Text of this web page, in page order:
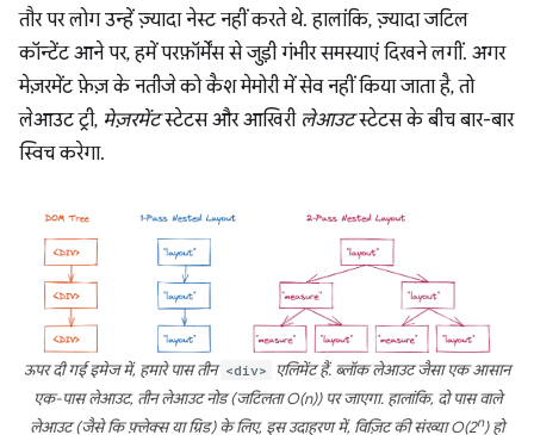
तौर पर लोग उन्हें ज़्यादा नेस्ट नहीं करते थे. हालांकि, ज़्यादा जटिल
कॉन्टेंट आने पर, हमें परफ़ॉर्मेंस से जुड़ी गंभीर समस्याएं दिखने लगीं. अगर
मेज़रमेंट फ़ेज़ के नतीजे को कैश मेमोरी में सेव नहीं किया जाता है, तो
लेआउट ट्री, मेज़रमेंटस्टेटस और आखिरी लेआउटस्टेटस के बीच बार-बार
स्विच करेगा.
ऊपर दी गई इमेज में, हमारे पास तीन <div> एलिमेंट हैं. ब्लॉक लेआउट जैसा एक आसान
एक-पास लेआउट, तीन लेआउट नोड (जटिलता O(n)) पर जाएगा. हालांकि, दो पास वाले
लेआउट (जैसे कि फ़्लेक्स या ग्रिड) के लिए, इस उदाहरण में, विज़िट की संख्या O(2n) हो